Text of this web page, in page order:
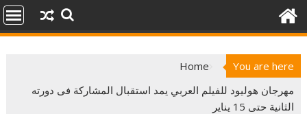
You are here
Home
مهرجان هوليود للفيلم العربي يمد استقبال المشاركة فى دورته
الثانية حتى 15 يناير